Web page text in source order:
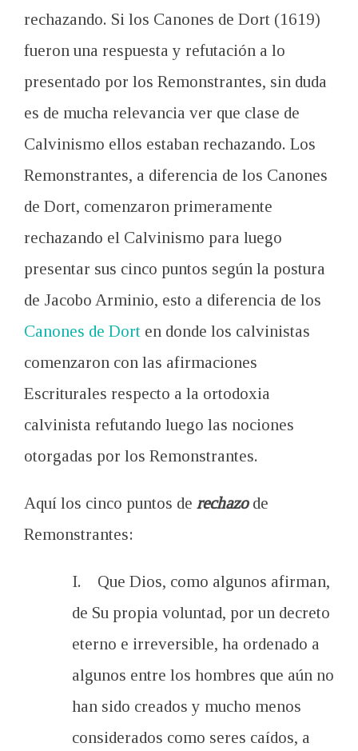
rechazando. Si los Canones de Dort (1619)
fueron una respuesta y refutación a lo
presentado por los Remonstrantes, sin duda
es de mucha relevancia ver que clase de
Calvinismo ellos estaban rechazando. Los
Remonstrantes, a diferencia de los Canones
de Dort, comenzaron primeramente
rechazando el Calvinismo para luego
presentar sus cinco puntos según la postura
de Jacobo Arminio, esto a diferencia de los
Canones de Dort en donde los calvinistas
comenzaron con las afirmaciones
Escriturales respecto a la ortodoxia
calvinista refutando luego las nociones
otorgadas por los Remonstrantes.
Aquí los cinco puntos de rechazode
Remonstrantes:
I. Que Dios, como algunos afirman,
de Su propia voluntad, por un decreto
eterno e irreversible, ha ordenado a
algunos entre los hombres que aún no
han sido creados y mucho menos
considerados como seres caídos, a